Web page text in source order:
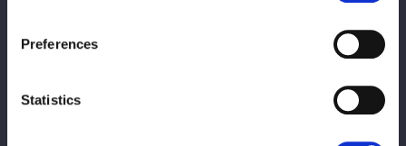
Preferences
Statistics
Aparições na mídia
【新番組】「世界一可愛い伊藤麻希が仲間
にしたそうにこちらを見ている（#カワミ